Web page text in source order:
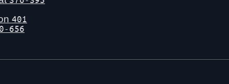
401
656